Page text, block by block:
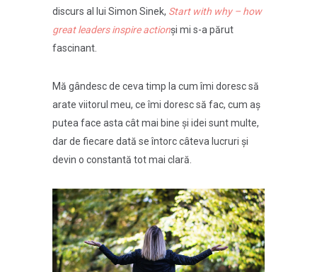
discurs al lui Simon Sinek, Start with why – how
great leaders inspire actionși mi s-a părut
fascinant.
Mă gândesc de ceva timp la cum îmi doresc să
arate viitorul meu, ce îmi doresc să fac, cum aș
putea face asta cât mai bine și idei sunt multe,
dar de fiecare dată se întorc câteva lucruri și
devin o constantă tot mai clară.